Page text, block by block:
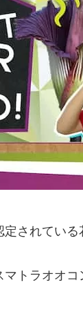
されている
トラオオコ